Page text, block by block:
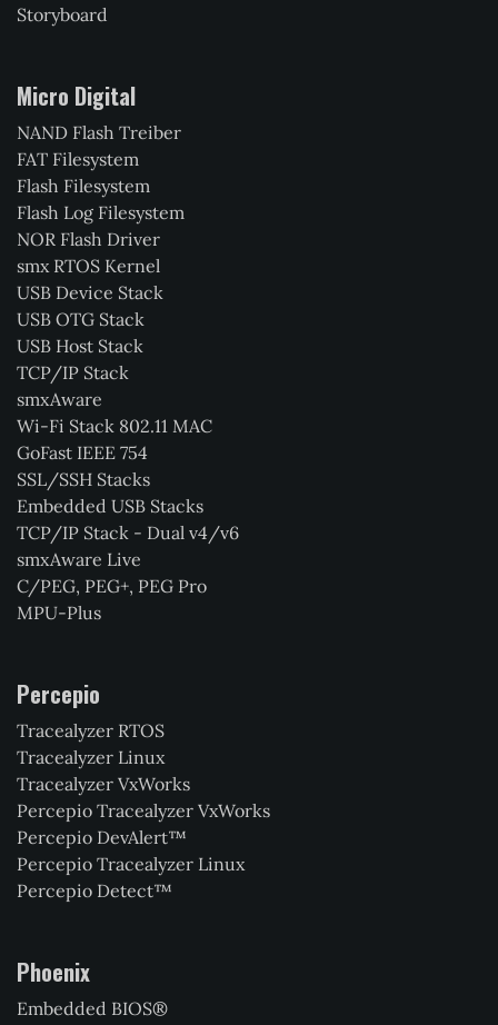
Storyboard
Micro Digital
NAND Flash Treiber
FAT Filesystem
Flash Filesystem
Flash Log Filesystem
NOR Flash Driver
smx RTOS Kernel
USB Device Stack
USB OTG Stack
USB Host Stack
TCP/IP Stack
smxAware
Wi-Fi Stack 802.11 MAC
GoFast IEEE 754
SSL/SSH Stacks
Embedded USB Stacks
TCP/IP Stack - Dual v4/v6
smxAware Live
C/PEG, PEG+, PEG Pro
MPU-Plus
Percepio
Tracealyzer RTOS
Tracealyzer Linux
Tracealyzer VxWorks
Percepio Tracealyzer VxWorks
Percepio DevAlert™
Percepio Tracealyzer Linux
Percepio Detect™
Phoenix
Embedded BIOS®